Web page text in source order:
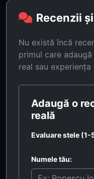
Recenzii
Nu există încă
primul care
real sau experiența
Adaugă o
reală
Evaluare stele (1-
Numele tău: